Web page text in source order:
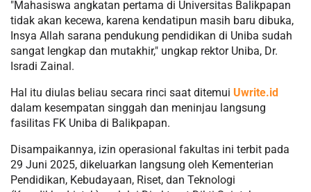
"Mahasiswa angkatan pertama di Universitas Balikpapan
tidak akan kecewa, karena kendatipun masih baru dibuka,
Insya Allah sarana pendukung pendidikan di Uniba sudah
sangat lengkap dan mutakhir," ungkap rektor Uniba, Dr.
Isradi Zainal.
Hal itu diulas beliau secara rinci saat ditemui Uwrite.id
dalam kesempatan singgah dan meninjau langsung
fasilitas FK Uniba di Balikpapan.
Disampaikannya, izin operasional fakultas ini terbit pada
29 Juni 2025, dikeluarkan langsung oleh Kementerian
Pendidikan, Kebudayaan, Riset, dan Teknologi